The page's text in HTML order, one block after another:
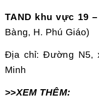
TAND khu vực 19
Bàng, H. Phú Giáo)
Địa chỉ: Đường N5,
Minh
>>XEM THÊM: